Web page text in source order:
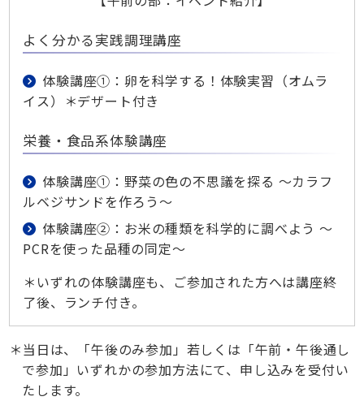
よく分かる実践調理講座
体験講座①：卵を科学する！体験実習（オムラ
イス）＊デザート付き
栄養・食品系体験講座
体験講座①：野菜の色の不思議を探る ～カラフ
ルベジサンドを作ろう～
体験講座②：お米の種類を科学的に調べよう ～
PCRを使った品種の同定～
＊いずれの体験講座も、ご参加された方へは講座終
了後、ランチ付き。
当日は、「午後のみ参加」若しくは「午前・午後通し
で参加」いずれかの参加方法にて、申し込みを受付い
たします。